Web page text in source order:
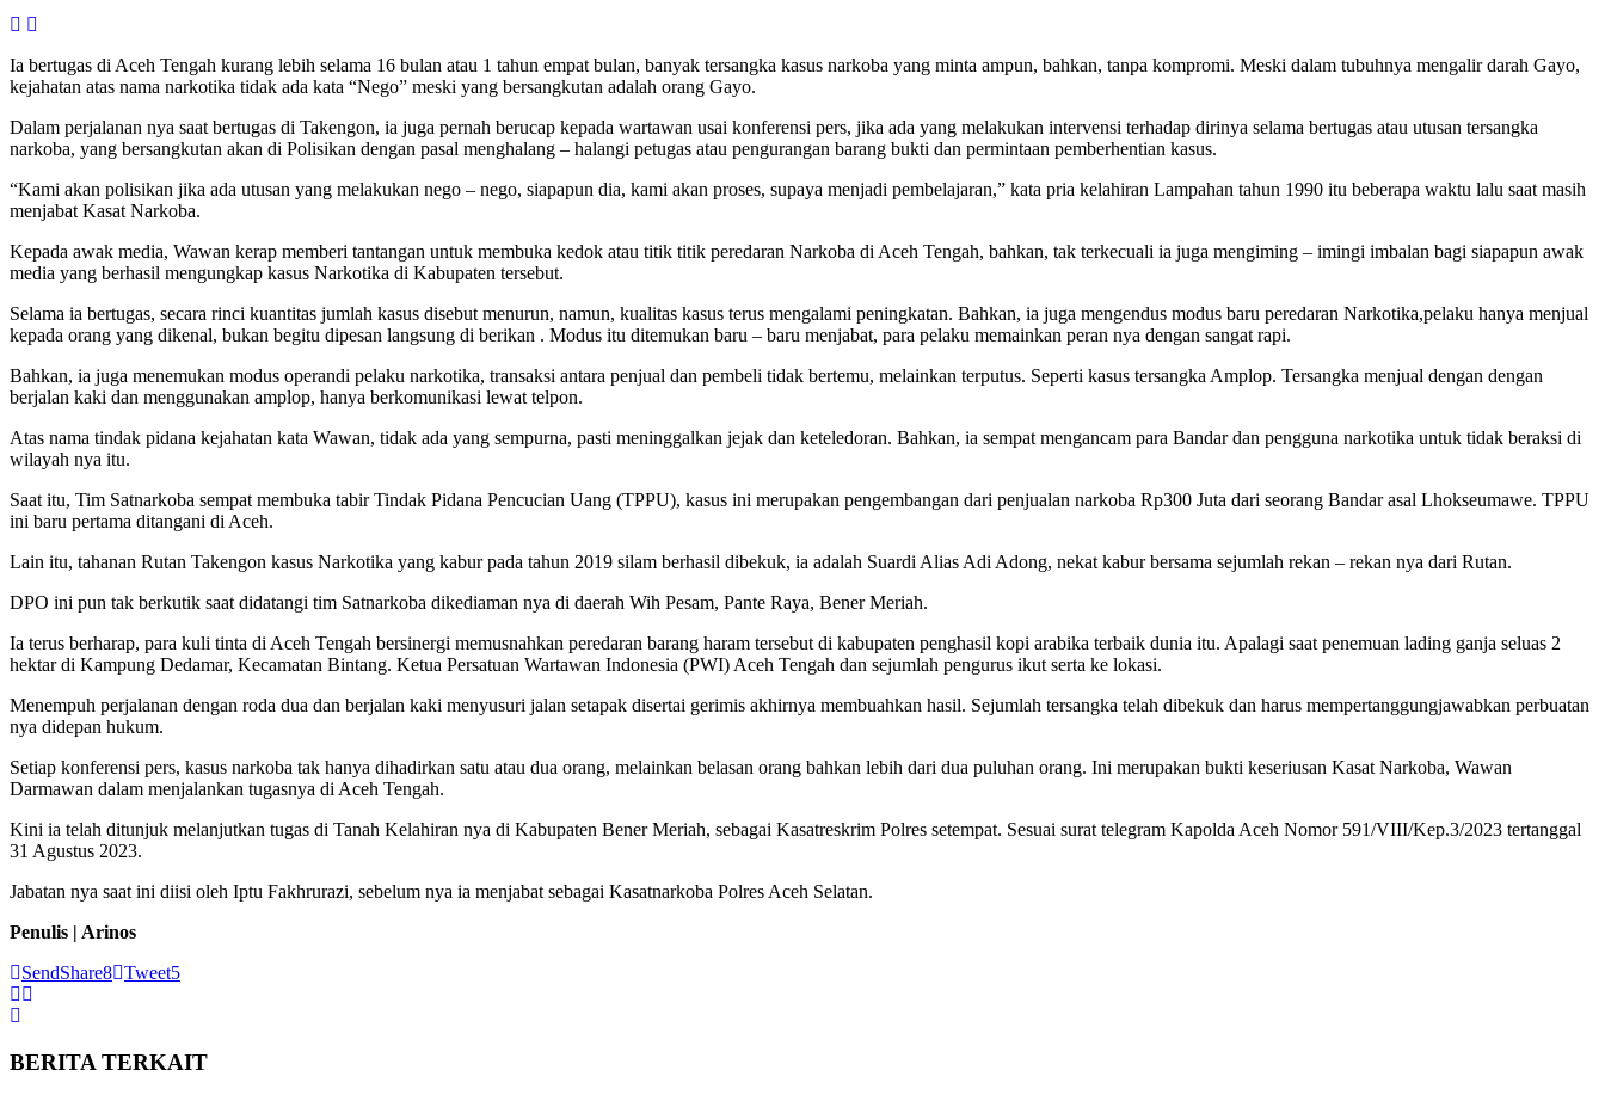
Ia bertugas di Aceh Tengah kurang lebih selama 16 bulan atau 1 tahun empat bulan, banyak tersangka kasus narkoba yang minta ampun, bahkan, tanpa kompromi. Meski dalam tubuhnya mengalir darah Gayo,
kejahatan atas nama narkotika tidak ada kata “Nego” meski yang bersangkutan adalah orang Gayo.
Dalam perjalanan nya saat bertugas di Takengon, ia juga pernah berucap kepada wartawan usai konferensi pers, jika ada yang melakukan intervensi terhadap dirinya selama bertugas atau utusan tersangka
narkoba, yang bersangkutan akan di Polisikan dengan pasal menghalang – halangi petugas atau pengurangan barang bukti dan permintaan pemberhentian kasus.
“Kami akan polisikan jika ada utusan yang melakukan nego – nego, siapapun dia, kami akan proses, supaya menjadi pembelajaran,” kata pria kelahiran Lampahan tahun 1990 itu beberapa waktu lalu saat masih
menjabat Kasat Narkoba.
Kepada awak media, Wawan kerap memberi tantangan untuk membuka kedok atau titik titik peredaran Narkoba di Aceh Tengah, bahkan, tak terkecuali ia juga mengiming – imingi imbalan bagi siapapun awak
media yang berhasil mengungkap kasus Narkotika di Kabupaten tersebut.
Selama ia bertugas, secara rinci kuantitas jumlah kasus disebut menurun, namun, kualitas kasus terus mengalami peningkatan. Bahkan, ia juga mengendus modus baru peredaran Narkotika,pelaku hanya menjual
kepada orang yang dikenal, bukan begitu dipesan langsung di berikan . Modus itu ditemukan baru – baru menjabat, para pelaku memainkan peran nya dengan sangat rapi.
Bahkan, ia juga menemukan modus operandi pelaku narkotika, transaksi antara penjual dan pembeli tidak bertemu, melainkan terputus. Seperti kasus tersangka Amplop. Tersangka menjual dengan dengan
berjalan kaki dan menggunakan amplop, hanya berkomunikasi lewat telpon.
Atas nama tindak pidana kejahatan kata Wawan, tidak ada yang sempurna, pasti meninggalkan jejak dan keteledoran. Bahkan, ia sempat mengancam para Bandar dan pengguna narkotika untuk tidak beraksi di
wilayah nya itu.
Saat itu, Tim Satnarkoba sempat membuka tabir Tindak Pidana Pencucian Uang (TPPU), kasus ini merupakan pengembangan dari penjualan narkoba Rp300 Juta dari seorang Bandar asal Lhokseumawe. TPPU
ini baru pertama ditangani di Aceh.
Lain itu, tahanan Rutan Takengon kasus Narkotika yang kabur pada tahun 2019 silam berhasil dibekuk, ia adalah Suardi Alias Adi Adong, nekat kabur bersama sejumlah rekan – rekan nya dari Rutan.
DPO ini pun tak berkutik saat didatangi tim Satnarkoba dikediaman nya di daerah Wih Pesam, Pante Raya, Bener Meriah.
Ia terus berharap, para kuli tinta di Aceh Tengah bersinergi memusnahkan peredaran barang haram tersebut di kabupaten penghasil kopi arabika terbaik dunia itu. Apalagi saat penemuan lading ganja seluas 2
hektar di Kampung Dedamar, Kecamatan Bintang. Ketua Persatuan Wartawan Indonesia (PWI) Aceh Tengah dan sejumlah pengurus ikut serta ke lokasi.
Menempuh perjalanan dengan roda dua dan berjalan kaki menyusuri jalan setapak disertai gerimis akhirnya membuahkan hasil. Sejumlah tersangka telah dibekuk dan harus mempertanggungjawabkan perbuatan
nya didepan hukum.
Setiap konferensi pers, kasus narkoba tak hanya dihadirkan satu atau dua orang, melainkan belasan orang bahkan lebih dari dua puluhan orang. Ini merupakan bukti keseriusan Kasat Narkoba, Wawan
Darmawan dalam menjalankan tugasnya di Aceh Tengah.
Kini ia telah ditunjuk melanjutkan tugas di Tanah Kelahiran nya di Kabupaten Bener Meriah, sebagai Kasatreskrim Polres setempat. Sesuai surat telegram Kapolda Aceh Nomor 591/VIII/Kep.3/2023 tertanggal
31 Agustus 2023.
Jabatan nya saat ini diisi oleh Iptu Fakhrurazi, sebelum nya ia menjabat sebagai Kasatnarkoba Polres Aceh Selatan.
Penulis | Arinos
SendShare8 Tweet5
BERITA TERKAIT